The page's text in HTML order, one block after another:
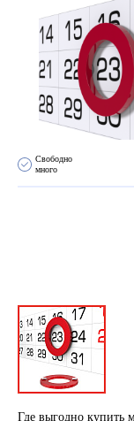
Свободно
много
Где выгодно купить